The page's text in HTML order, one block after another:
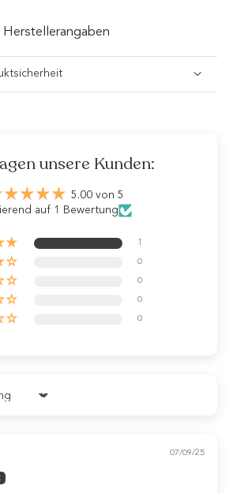
Herstellerangaben
unsere Kunden:
5.00 von 5
auf 1 Bewertung
1
0
0
0
0
07/09/25